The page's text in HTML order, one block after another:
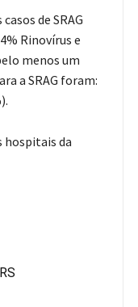
de SRAG
Rinovírus e
menos um
a SRAG foram:
hospitais da